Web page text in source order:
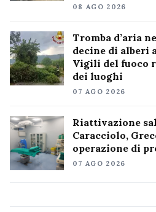
08 AGO 2026
Tromba d’aria
decine di alberi
Vigili del fuoco
dei luoghi
07 AGO 2026
Riattivazione
Caracciolo,
operazione di
07 AGO 2026